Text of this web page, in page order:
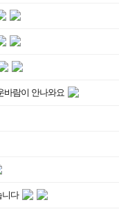
바람이 안나와요
니다